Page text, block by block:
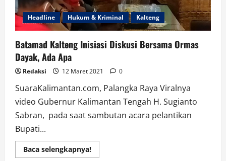
Headline Hukum & Kriminal Kalteng
Batamad Kalteng Inisiasi Diskusi Bersama Ormas
Dayak, Ada Apa
Redaksi 12 Maret 2021 0
SuaraKalimantan.com, Palangka Raya Viralnya
video Gubernur Kalimantan Tengah H. Sugianto
Sabran, pada saat sambutan acara pelantikan
Bupati...
Baca selengkapnya!Read
more